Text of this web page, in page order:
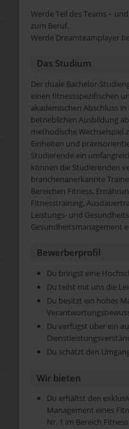
Werde Teil des Teams –
zum Beruf.
Werde Dreamteamplayer
Das Studium
Der duale Bachelor-
einen fitnessspezifischen
akademischen Abschluss
betrieblichen Ausbildung
methodische Wechselspiel
Einheiten und
Studierende ein
können die Studierenden
branchenanerkannte
Bereichen Fitness,
Fitnesstraining,
Leistungs- und
Gesundheitsmanagement
Bewerberprofil
Du bringst eine
Du teilst mit uns die
Du besitzt ein hohes
Du verfügst über ein
Du schätzt den
Wir bieten
Du erhältst den
Management eines
Nr. 1 im Bereich Fitness